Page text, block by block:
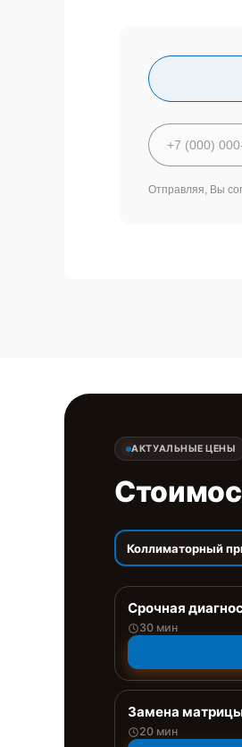
Отправляя, Вы
АКТУАЛЬНЫЕ ЦЕНЫ
Коллиматорный
Срочная
30 мин
Замена
20 мин